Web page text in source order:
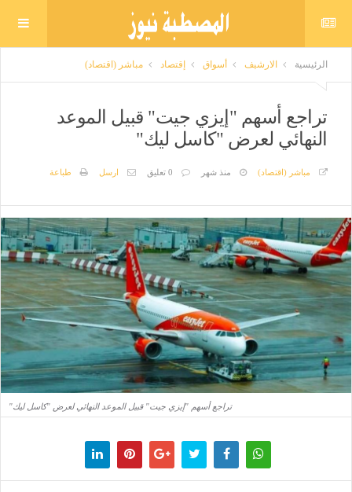
الرئيسية الارشيف أسواق إقتصاد مباشر (اقتصاد)
تراجع أسهم "إيزي جيت" قبيل الموعد
النهائي لعرض "كاسل ليك"
مباشر (اقتصاد) منذ شهر 0 تعليق ارسل طباعة
تراجع أسهم "إيزي جيت" قبيل الموعد النهائي لعرض "كاسل ليك"